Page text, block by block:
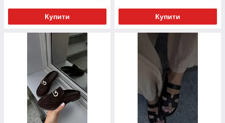
Купити Купити